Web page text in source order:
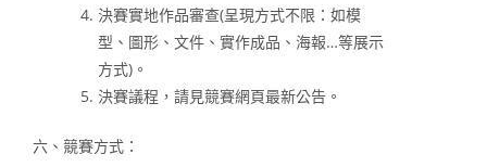
決賽實地作品審查(呈現方式不限：如模
型、圖形、文件、實作成品、海報…等展示
方式)。
決賽議程，請見競賽網頁最新公告。
六、競賽方式：